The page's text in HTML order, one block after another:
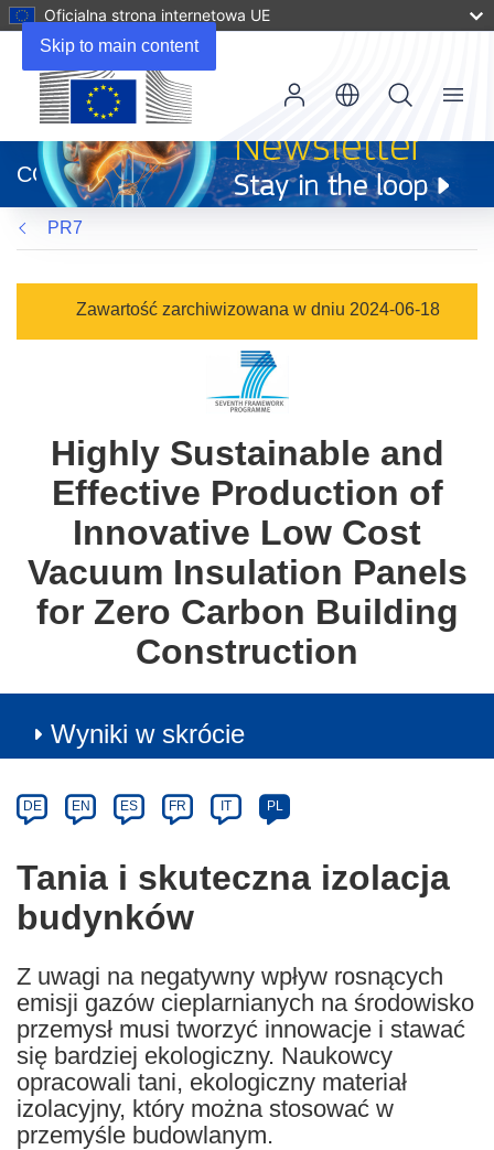
Skip to main content
Oficjalna strona internetowa UE
otworzy
się
w
nowym
oknie)
CORDIS
Menu
PR7
Zawartość zarchiwizowana w dniu 2024-06-18
Highly Sustainable and
Effective Production of
Innovative Low Cost
Vacuum Insulation Panels
for Zero Carbon Building
Construction
Wyniki w skrócie
Category
Article
available
the
following
languages:
DE EN ES FR IT PL
Tania i skuteczna izolacja
budynków
Z uwagi na negatywny wpływ rosnących
emisji gazów cieplarnianych na środowisko
przemysł musi tworzyć innowacje i stawać
się bardziej ekologiczny. Naukowcy
opracowali tani, ekologiczny materiał
izolacyjny, który można stosować w
przemyśle budowlanym.